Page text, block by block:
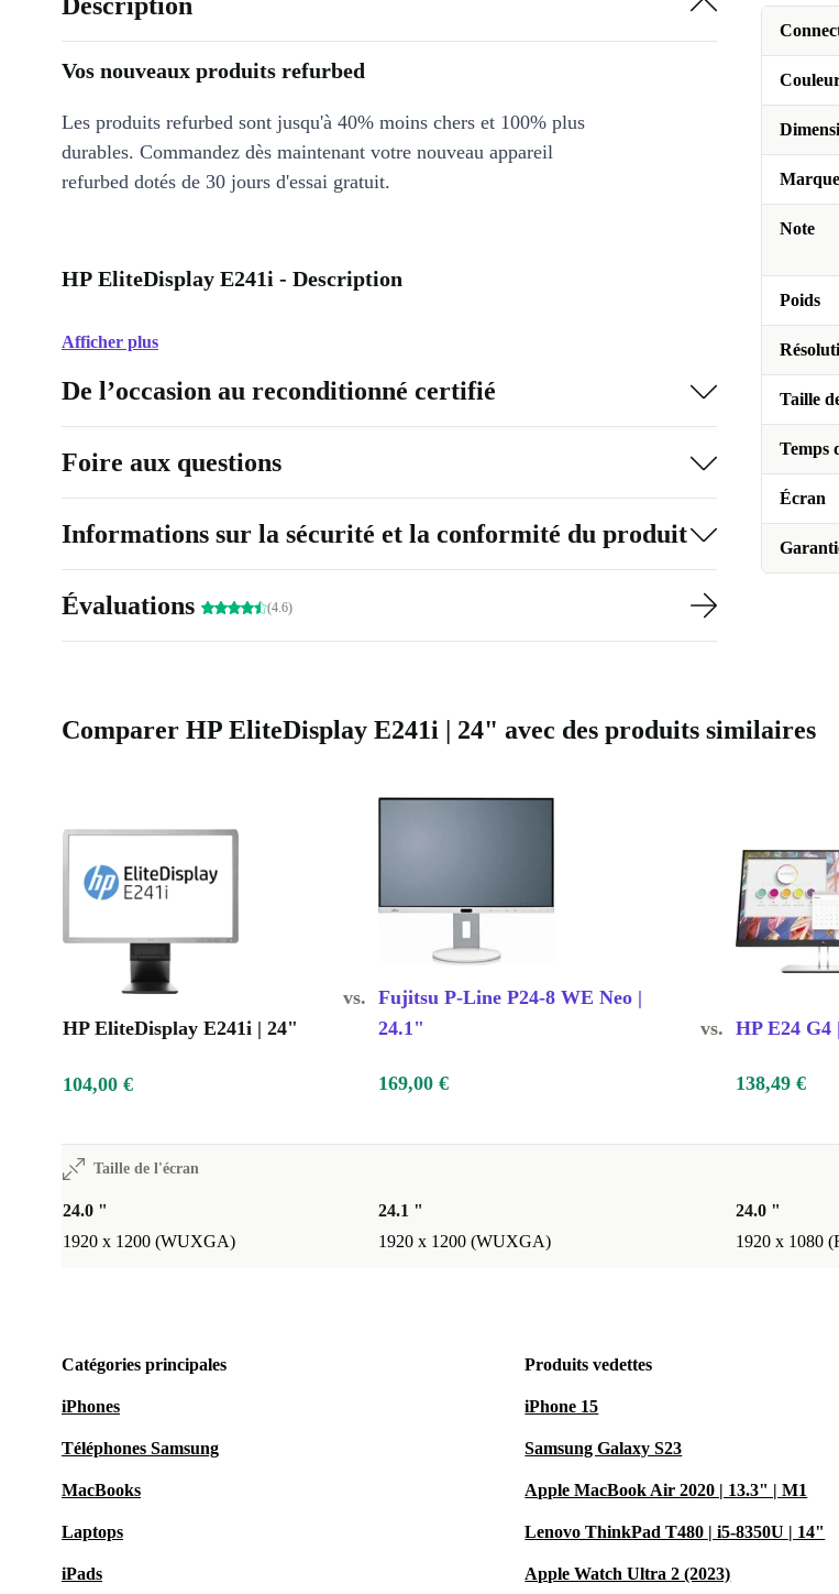
Marque
Note
Poids
Taille
Temps
Écran
Description
Vos nouveaux produits refurbed
Les produits refurbed sont jusqu'à 40% moins chers et 100% plus
durables. Commandez dès maintenant votre nouveau appareil
refurbed dotés de 30 jours d'essai gratuit.
HP EliteDisplay E241i - Description
Afficher plus
De l’occasion au reconditionné certifié
Foire aux questions
Informations sur la sécurité et la conformité du produit
Évaluations (4.6)
Comparer HP EliteDisplay E241i | 24" avec des produits similaires
HP EliteDisplay E241i | 24"
vs. Fujitsu P-Line P24-8 WE Neo |
24.1"
vs. HP E24 G4
104,00 € 169,00 € 138,49 €
Taille de l'écran
24.0 "
1920 x 1200 (WUXGA)
24.1 "
1920 x 1200 (WUXGA)
24.0 "
1920 x 1080
Catégories principales
iPhones
Téléphones Samsung
MacBooks
Laptops
iPads
Produits vedettes
iPhone 15
Samsung Galaxy S23
Apple MacBook Air 2020 | 13.3" | M1
Lenovo ThinkPad T480 | i5-8350U | 14"
Apple Watch Ultra 2 (2023)